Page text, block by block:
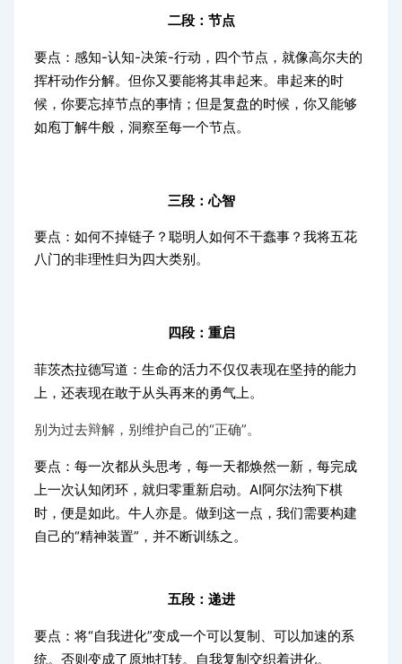
二段：节点
要点：感知-认知-决策-行动，四个节点，就像高尔夫的
挥杆动作分解。但你又要能将其串起来。串起来的时
候，你要忘掉节点的事情；但是复盘的时候，你又能够
如庖丁解牛般，洞察至每一个节点。
三段：心智
要点：如何不掉链子？聪明人如何不干蠢事？我将五花
八门的非理性归为四大类别。
四段：重启
菲茨杰拉德写道：生命的活力不仅仅表现在坚持的能力
上，还表现在敢于从头再来的勇气上。
别为过去辩解，别维护自己的“正确”。
要点：每一次都从头思考，每一天都焕然一新，每完成
上一次认知闭环，就归零重新启动。AI阿尔法狗下棋
时，便是如此。牛人亦是。做到这一点，我们需要构建
自己的“精神装置”，并不断训练之。
五段：递进
要点：将“自我进化”变成一个可以复制、可以加速的系
统。否则变成了原地打转。自我复制交织着进化。